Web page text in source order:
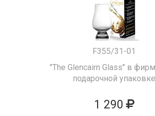
F355/31-01
"The Glencairn Glass" в
подарочной упаковке
1 290